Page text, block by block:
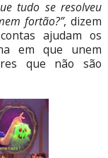
tudo se resolveu
fortão?”, dizem
ajudam os
em que unem
que não são